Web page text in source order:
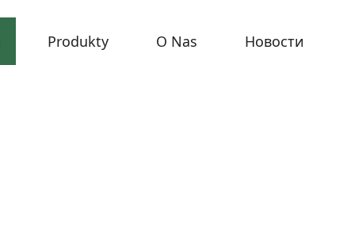
Produkty O Nas Новости